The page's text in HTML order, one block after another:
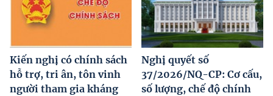
Kiến nghị có chính sách
hỗ trợ, tri ân, tôn vinh
người tham gia kháng
Nghị quyết số
37/2026/NQ-CP: Cơ cấu,
số lượng, chế độ chính